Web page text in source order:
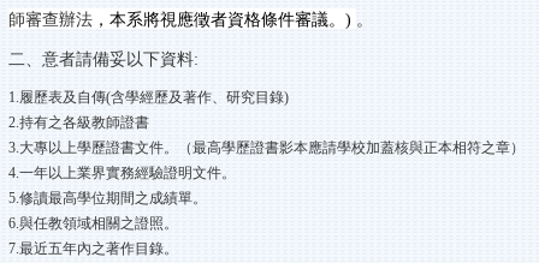
師審查辦法 ，本系將視應徵者資格條件審議。) 。
二、意者請備妥以下資料:
1.履歷表及自傳(含學經歷及著作、研究目錄)
2.持有之各級教師證書
3.大專以上學歷證書文件。（最高學歷證書影本應請學校加蓋核與正本相符之章）
4.一年以上業界實務經驗證明文件。
5.修讀最高學位期間之成績單。
6.與任教領域相關之證照。
7.最近五年內之著作目錄。